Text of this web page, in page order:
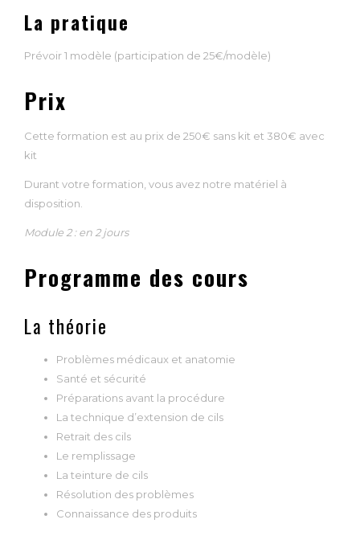
La pratique
Prévoir 1 modèle (participation de 25€/modèle)
Prix
Cette formation est au prix de 250€ sans kit et 380€ avec
kit
Durant votre formation, vous avez notre matériel à
disposition.
Module 2 : en 2 jours
Programme des cours
La théorie
Problèmes médicaux et anatomie
Santé et sécurité
Préparations avant la procédure
La technique d’extension de cils
Retrait des cils
Le remplissage
La teinture de cils
Résolution des problèmes
Connaissance des produits